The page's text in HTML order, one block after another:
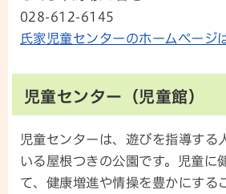
028-612-6145
氏家児童センターのホームページ
児童センター（児童館）
児童センターは、遊びを指導する
いる屋根つきの公園です。児童に
て、健康増進や情操を豊かにする